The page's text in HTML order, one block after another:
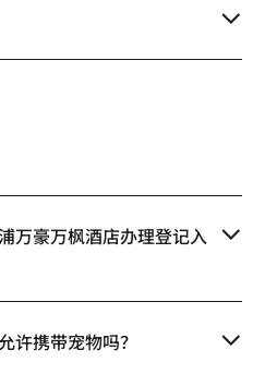
万豪万枫酒店办理登记入
许携带宠物吗？